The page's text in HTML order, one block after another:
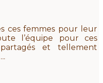
femmes pour leur
l’équipe pour ces
et tellement